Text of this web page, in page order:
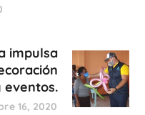
impulsa
eventos.
16, 2020